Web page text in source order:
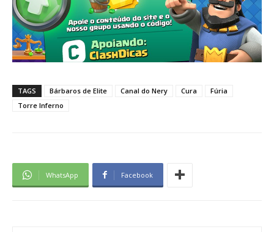
TAGS Bárbaros de Elite Canal do Nery Cura
Fúria
Torre Inferno
WhatsApp Facebook